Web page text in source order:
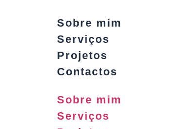
Sobre mim
Serviços
Projetos
Contactos
Sobre mim
Serviços